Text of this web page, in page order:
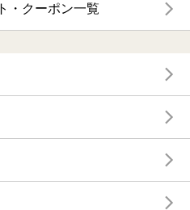
・クーポン一覧